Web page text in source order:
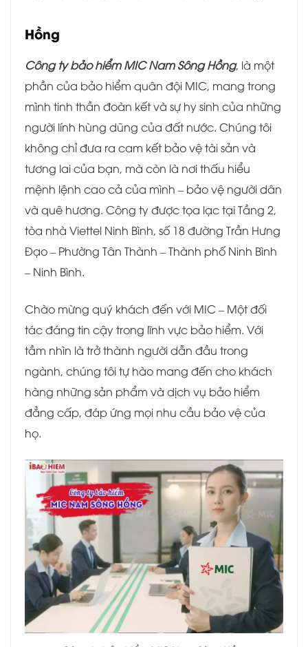
Hồng
Công ty bảo hiểm MIC Nam Sông Hồng, là một
phần của bảo hiểm quân đội MIC, mang trong
mình tinh thần đoàn kết và sự hy sinh của những
người lính hùng dũng của đất nước. Chúng tôi
không chỉ đưa ra cam kết bảo vệ tài sản và
tương lai của bạn, mà còn là nơi thấu hiểu
mệnh lệnh cao cả của mình – bảo vệ người dân
và quê hương. Công ty được tọa lạc tại Tầng 2,
tòa nhà Viettel Ninh Bình, số 18 đường Trần Hưng
Đạo – Phường Tân Thành – Thành phố Ninh Bình
– Ninh Bình.
Chào mừng quý khách đến với MIC – Một đối
tác đáng tin cậy trong lĩnh vực bảo hiểm. Với
tầm nhìn là trở thành người dẫn đầu trong
ngành, chúng tôi tự hào mang đến cho khách
hàng những sản phẩm và dịch vụ bảo hiểm
đẳng cấp, đáp ứng mọi nhu cầu bảo vệ của
họ.